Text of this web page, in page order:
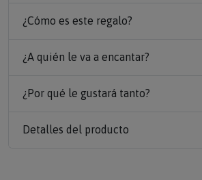
¿Cómo es este regalo?
¿A quién le va a encantar?
¿Por qué le gustará tanto?
Detalles del producto